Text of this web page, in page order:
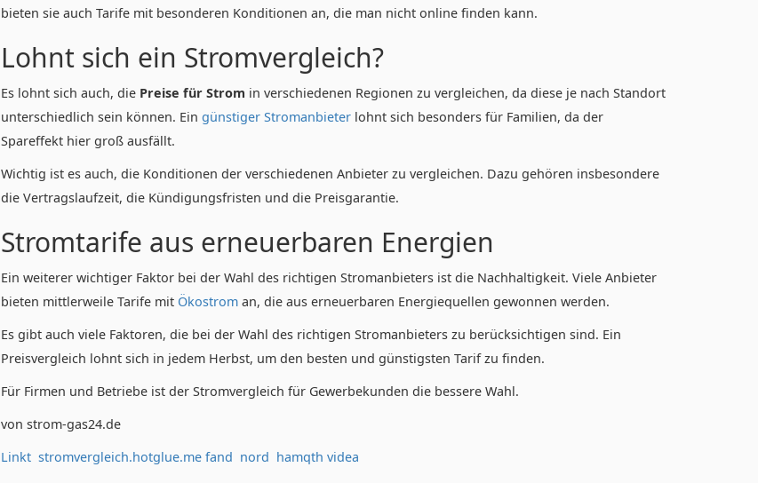
bieten sie auch Tarife mit besonderen Konditionen an, die man nicht online finden kann.
Lohnt sich ein Stromvergleich?
Es lohnt sich auch, die Preise für Strom in verschiedenen Regionen zu vergleichen, da diese je nach Standort
unterschiedlich sein können. Ein günstiger Stromanbieter lohnt sich besonders für Familien, da der
Spareffekt hier groß ausfällt.
Wichtig ist es auch, die Konditionen der verschiedenen Anbieter zu vergleichen. Dazu gehören insbesondere
die Vertragslaufzeit, die Kündigungsfristen und die Preisgarantie.
Stromtarife aus erneuerbaren Energien
Ein weiterer wichtiger Faktor bei der Wahl des richtigen Stromanbieters ist die Nachhaltigkeit. Viele Anbieter
bieten mittlerweile Tarife mit Ökostrom an, die aus erneuerbaren Energiequellen gewonnen werden.
Es gibt auch viele Faktoren, die bei der Wahl des richtigen Stromanbieters zu berücksichtigen sind. Ein
Preisvergleich lohnt sich in jedem Herbst, um den besten und günstigsten Tarif zu finden.
Für Firmen und Betriebe ist der Stromvergleich für Gewerbekunden die bessere Wahl.
von strom-gas24.de
Linkt stromvergleich.hotglue.me fand nord hamqth videa